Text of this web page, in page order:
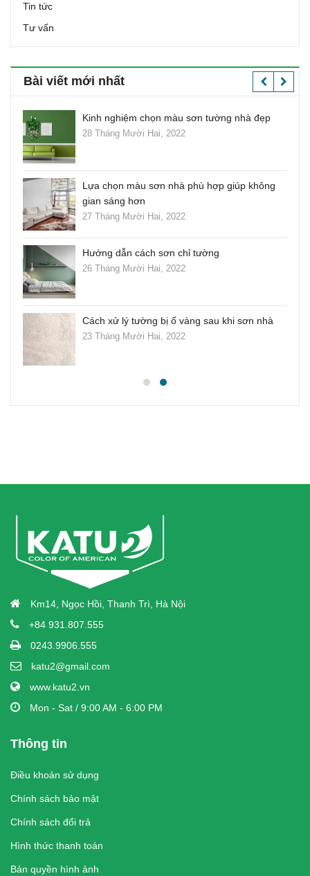
o
:
Tin tức
Tư vấn
Bài viết mới nhất
Kinh nghiệm chọn màu sơn tường nhà đẹp
28 Tháng Mười Hai, 2022
Lựa chọn màu sơn nhà phù hợp giúp không
gian sáng hơn
27 Tháng Mười Hai, 2022
Hướng dẫn cách sơn chỉ tường
26 Tháng Mười Hai, 2022
Cách xử lý tường bị ố vàng sau khi sơn nhà
23 Tháng Mười Hai, 2022
Km14, Ngọc Hồi, Thanh Trì, Hà Nội
+84 931.807.555
0243.9906.555
katu2@gmail.com
www.katu2.vn
Mon - Sat / 9:00 AM - 6:00 PM
Thông tin
Điều khoản sử dụng
Chính sách bảo mật
Chính sách đổi trả
Hình thức thanh toán
Bản quyền hình ảnh